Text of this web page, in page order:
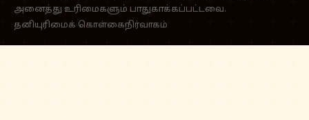
அனைத்து உரிமைகளும் பாதுகாக்கப்பட்டவை.
தனியுரிமைக் கொள்கைநிர்வாகம்